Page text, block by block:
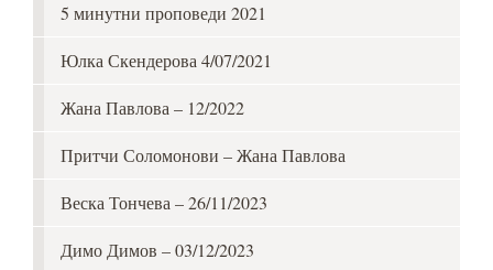
5 минутни проповеди 2021
Юлка Скендерова 4/07/2021
Жана Павлова – 12/2022
Притчи Соломонови – Жана Павлова
Веска Тончева – 26/11/2023
Димо Димов – 03/12/2023